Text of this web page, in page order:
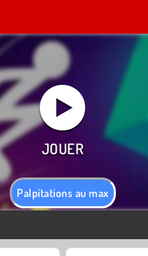
Palpitations au max